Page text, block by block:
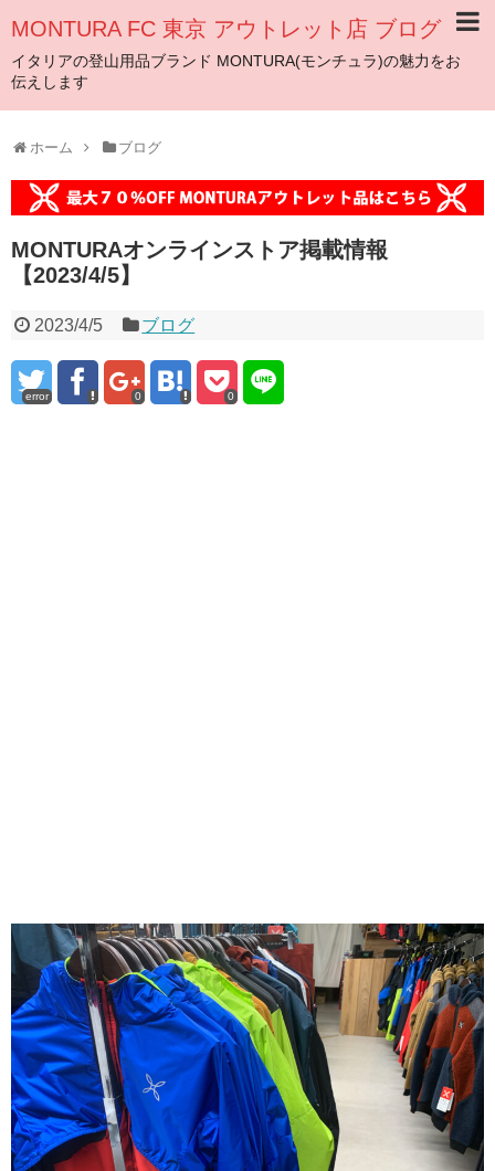
MONTURA FC 東京 アウトレット店 ブログ
イタリアの登山用品ブランド MONTURA(モンチュラ)の魅力をお
伝えします
ホーム ブログ
MONTURAオンラインストア掲載情報
【2023/4/5】
2023/4/5 ブログ
error 0 0